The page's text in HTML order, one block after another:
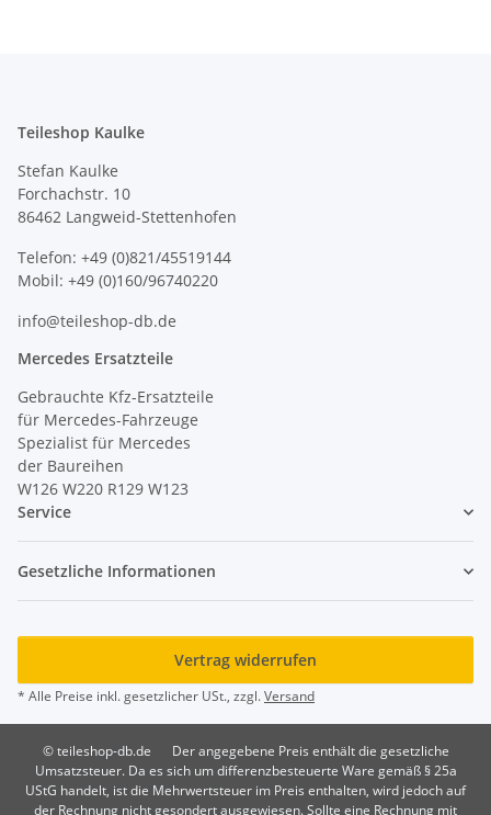
Teileshop Kaulke
Stefan Kaulke
Forchachstr. 10
86462 Langweid-Stettenhofen
Telefon: +49 (0)821/45519144
Mobil: +49 (0)160/96740220
info@teileshop-db.de
Mercedes Ersatzteile
Gebrauchte Kfz-Ersatzteile
für Mercedes-Fahrzeuge
Spezialist für Mercedes
der Baureihen
W126 W220 R129 W123
Service
Gesetzliche Informationen
Vertrag widerrufen
* Alle Preise inkl. gesetzlicher USt., zzgl.Versand
© teileshop-db.de
Der angegebene Preis enthält die gesetzliche
Umsatzsteuer. Da es sich um differenzbesteuerte Ware gemäß § 25a
UStG handelt, ist die Mehrwertsteuer im Preis enthalten, wird jedoch auf
der Rechnung nicht gesondert ausgewiesen. Sollte eine Rechnung mit